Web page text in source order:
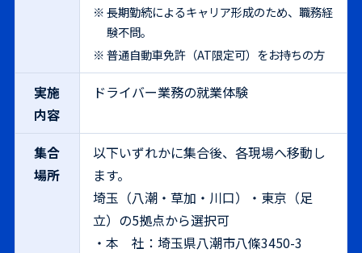
長期勤続によるキャリア形成のため、職務経
験不問。
普通自動車免許（AT限定可）をお持ちの方
実施
内容
ドライバー業務の就業体験
集合
場所
以下いずれかに集合後、各現場へ移動し
ます。
埼玉（八潮・草加・川口）・東京（足
立）の5拠点から選択可
・本 社：埼玉県八潮市八條3450-3